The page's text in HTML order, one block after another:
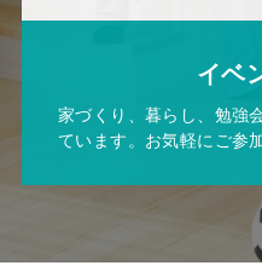
イベ
家づくり、暮らし、勉強
ています。お気軽にご参